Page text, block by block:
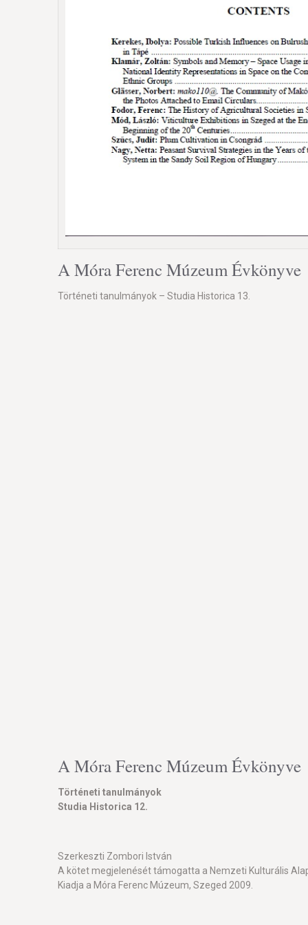
A Móra Ferenc Múzeum Évkönyve
Történeti tanulmányok – Studia Historica 13.
A Móra Ferenc Múzeum Évkönyve
Történeti tanulmányok
Studia Historica 12.
Szerkeszti Zombori István
A kötet megjelenését támogatta a Nemzeti Kulturális
Kiadja a Móra Ferenc Múzeum, Szeged 2009.